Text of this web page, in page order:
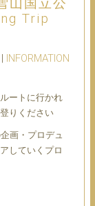
Trip
INFORMATION
ートに行かれ
りください
画・プロデュ
していくプロ